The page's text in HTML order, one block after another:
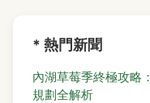
* 熱門新聞
內湖草莓季終極攻略
規劃全解析